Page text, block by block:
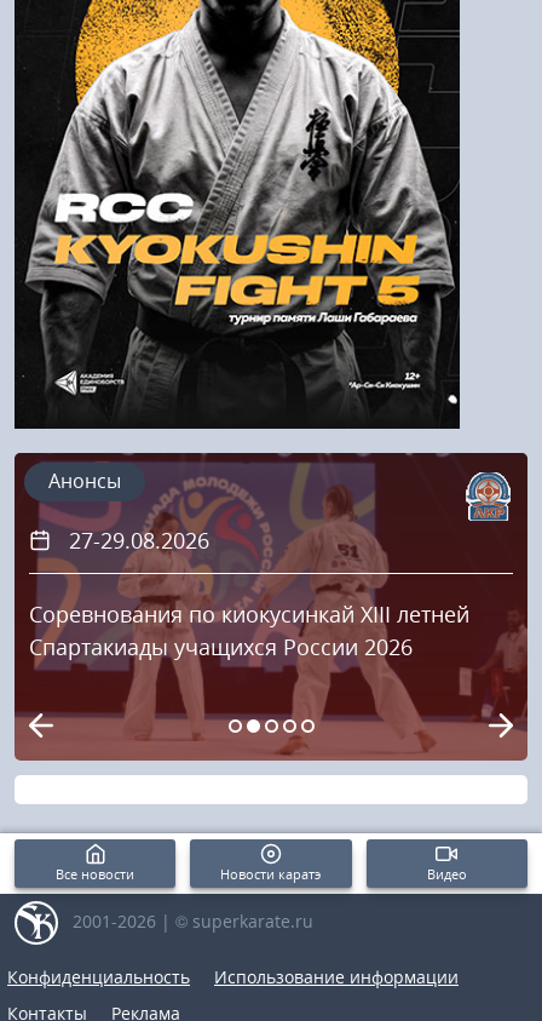
Войти
Напомнить пароль
Регистрация
20.09.2026
Кубок «Храброе сердце 2026»
Анонсы
Все новости Новости каратэ Видео
2001-2026 | © superkarate.ru
Конфиденциальность
Использование информации
Контакты
Реклама